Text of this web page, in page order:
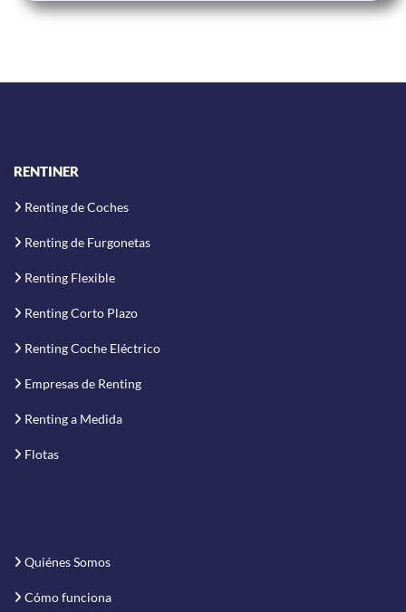
RENTINER
Renting de Coches
Renting de Furgonetas
Renting Flexible
Renting Corto Plazo
Renting Coche Eléctrico
Empresas de Renting
Renting a Medida
Flotas
Quiénes Somos
Cómo funciona